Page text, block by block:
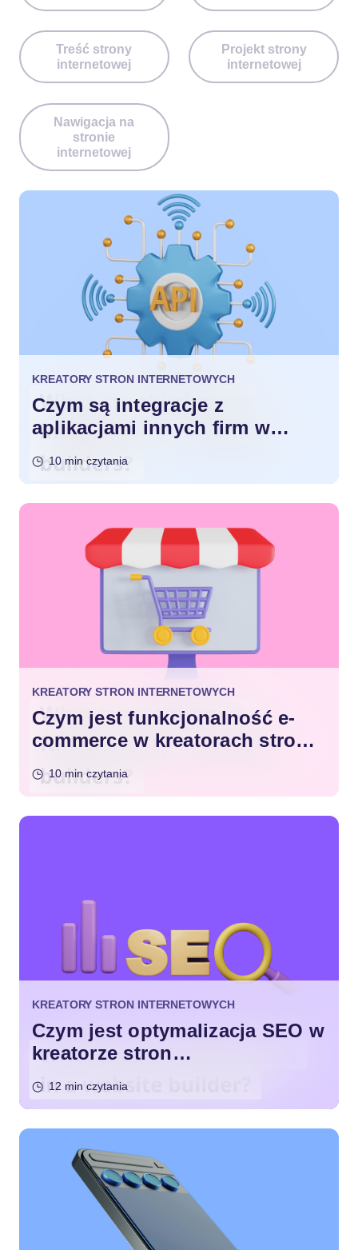
Treść strony
internetowej
Projekt strony
internetowej
Nawigacja na
stronie
internetowej
KREATORY STRON INTERNETOWYCH
Czym są integracje z
aplikacjami innych firm w
internetowych?
10 min czytania
KREATORY STRON INTERNETOWYCH
Czym jest funkcjonalność e-
commerce w kreatorach stron
10 min czytania
KREATORY STRON INTERNETOWYCH
Czym jest optymalizacja SEO w
kreatorze stron
12 min czytania